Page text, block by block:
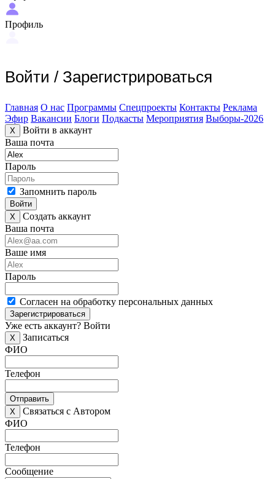
Профиль
Войти / Зарегистрироваться
Главная О нас Программы Спецпроекты Контакты Реклама
Эфир Вакансии Блоги Подкасты Мероприятия Выборы-2026
X
Войти в аккаунт
Ваша почта
Пароль
Запомнить пароль
Войти
X
Создать аккаунт
Ваша почта
Ваше имя
Пароль
Согласен на обработку персональных данных
Зарегистрироваться
Уже есть аккаунт? Войти
X
Записаться
ФИО
Телефон
Отправить
X
Связаться с Автором
ФИО
Телефон
Сообщение